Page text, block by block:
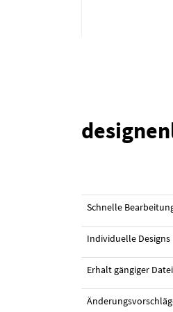
Schnelle
Individuelle Designs
Erhalt gängiger